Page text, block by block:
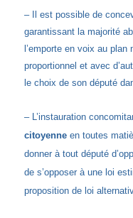
– Il est possible de
garantissant la majorité
l’emporte en voix au
proportionnel et avec
le choix de son député
– L’instauration
citoyenne en toutes
donner à tout député
de s’opposer à une loi
proposition de loi